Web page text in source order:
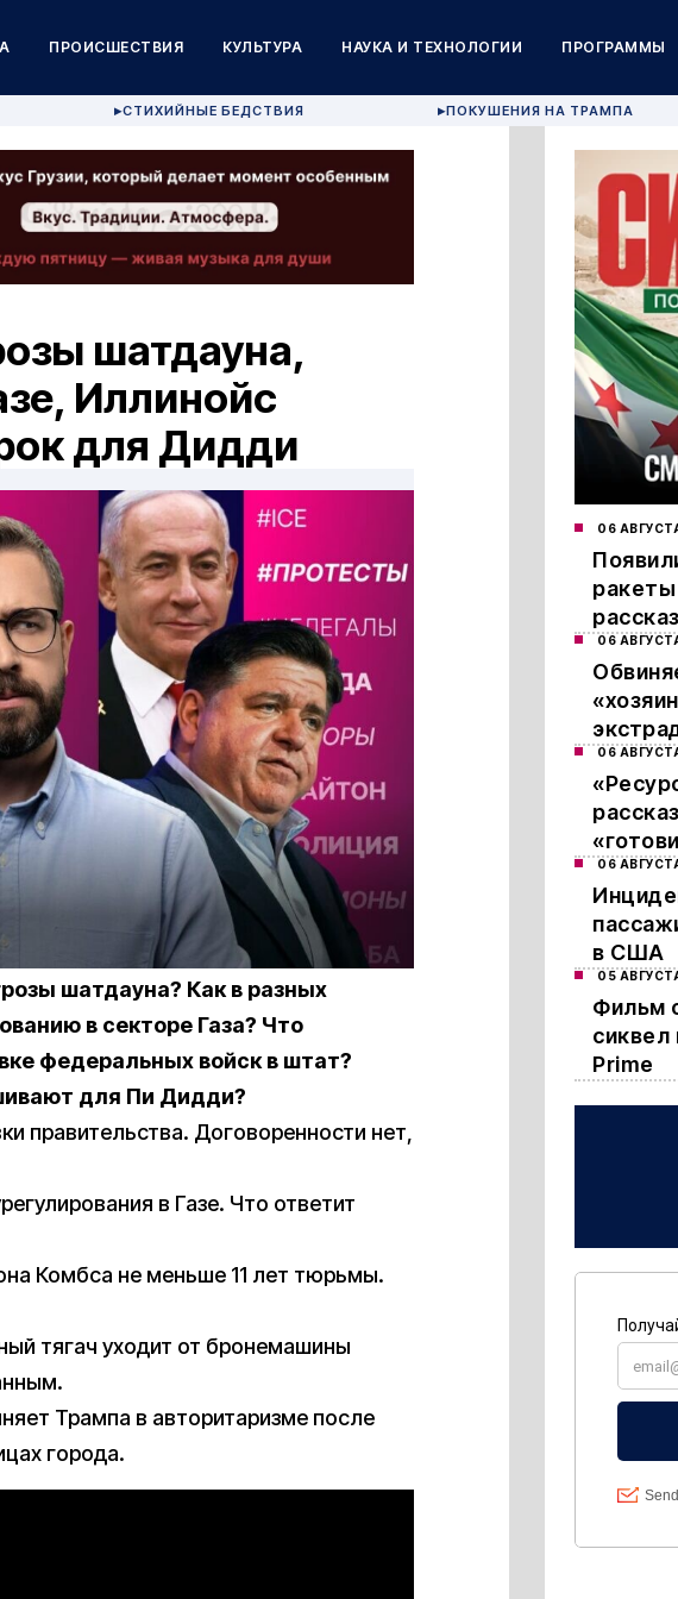
ПРОИСШЕСТВИЯ КУЛЬТУРА НАУКА И ТЕХНОЛОГИИ ПРОГРАММЫ
▶СТИХИЙНЫЕ БЕДСТВИЯ ▶ПОКУШЕНИЯ НА ТРАМПА
шатдауна,
Иллинойс
для Дидди
шатдауна? Как в разных
в секторе Газа? Что
федеральных войск в штат?
для Пи Дидди?
правительства. Договоренности нет,
в Газе. Что ответит
Комбса не меньше 11 лет тюрьмы.
тягач уходит от бронемашины
Трампа в авторитаризме после
города.
06
ракеты
06
06
06
в США
05
Фильм
сиквел
Prime